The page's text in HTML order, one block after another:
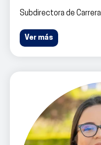
Subdirectora de Carrera
Ver más